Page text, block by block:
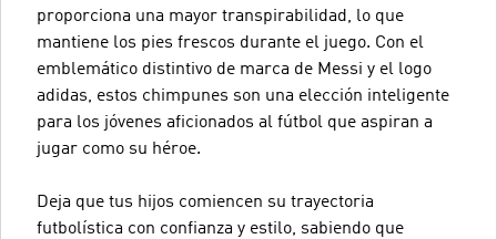
proporciona una mayor transpirabilidad, lo que
mantiene los pies frescos durante el juego. Con el
emblemático distintivo de marca de Messi y el logo
adidas, estos chimpunes son una elección inteligente
para los jóvenes aficionados al fútbol que aspiran a
jugar como su héroe.
Deja que tus hijos comiencen su trayectoria
futbolística con confianza y estilo, sabiendo que